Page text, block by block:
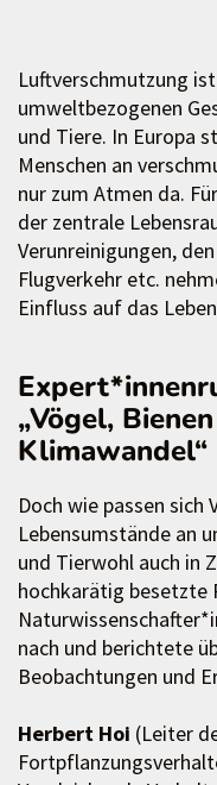
Luftverschmutzung
umweltbezogenen
und Tiere. In Europa
Menschen an
nur zum Atmen da.
der zentrale
Verunreinigungen,
Flugverkehr etc.
Einfluss auf das
„Vögel,
Klimawandel“
Doch wie passen
Lebensumstände an
und Tierwohl auch in
hochkarätig besetzte
nach und berichtete
Beobachtungen und
Herbert Hoi (Leiter